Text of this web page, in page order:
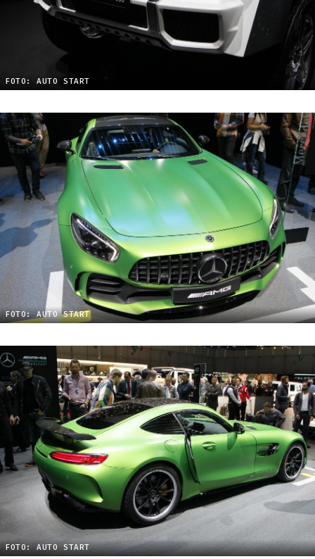
FOTO: AUTO START
FOTO: AUTO START
FOTO: AUTO START